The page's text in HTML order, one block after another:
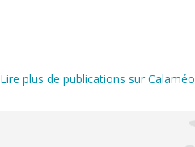
Lire plus de publications sur Calaméo